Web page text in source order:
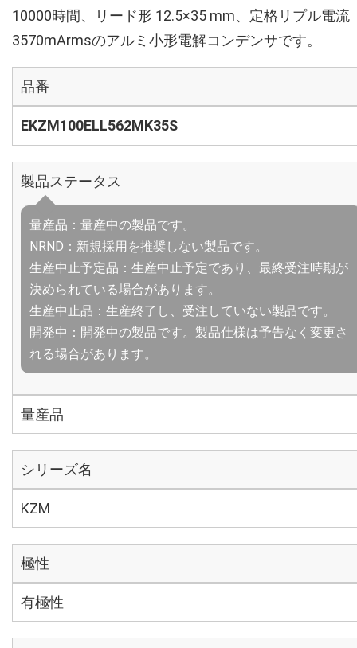
10000時間、リード形 12.5×35 mm、定格リプル電流
3570mArmsのアルミ小形電解コンデンサです。
品番
EKZM100ELL562MK35S
製品ステータス
量産品：量産中の製品です。
NRND：新規採用を推奨しない製品です。
生産中止予定品：生産中止予定であり、最終受注時期が
決められている場合があります。
生産中止品：生産終了し、受注していない製品です。
開発中：開発中の製品です。製品仕様は予告なく変更さ
れる場合があります。
量産品
シリーズ名
KZM
極性
有極性